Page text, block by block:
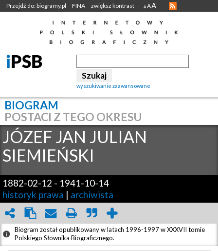
Przejdź do: biogramy.pl FINA zwiększ kontrast A AA
wyszukiwanie zaawansowane
BIOGRAM
POSTACI Z TEGO OKRESU
JÓZEF JAN JULIAN
SIEMIEŃSKI
1882-02-12 - 1941-10-14
historyk prawa | archiwista
Biogram został opublikowany w latach 1996-1997 w XXXVII tomie
Polskiego Słownika Biograficznego.